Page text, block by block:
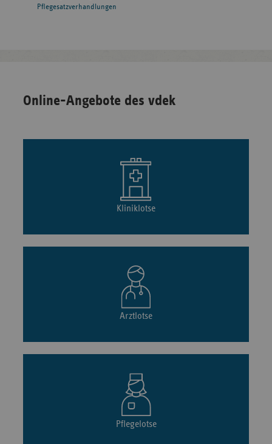
Pflegesatzverhandlungen
Online-Angebote des vdek
Kliniklotse
Arztlotse
Pflegelotse